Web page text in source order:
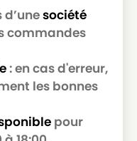
société
commandes
: en cas d'erreur,
les bonnes
pour